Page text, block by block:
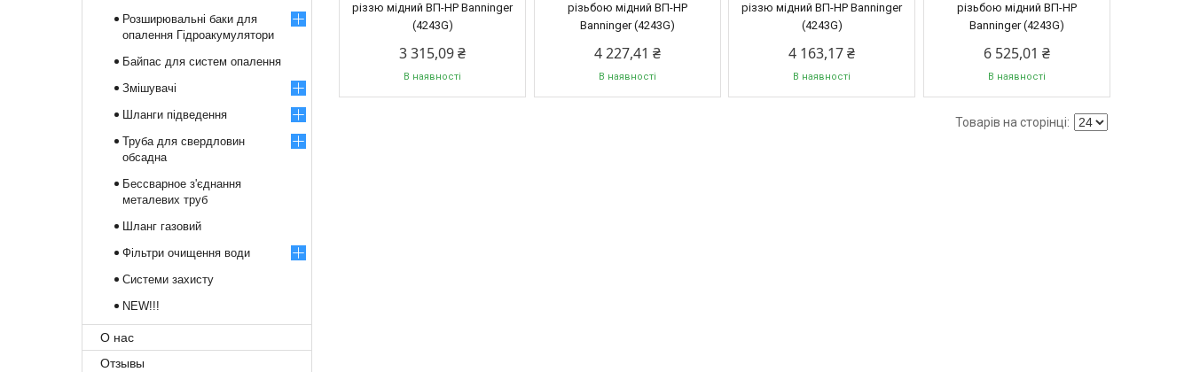
різзю мідний ВП-НР Banninger
(4243G)
3 315,09 ₴
В наявності
різьбою мідний ВП-НР
Banninger (4243G)
4 227,41 ₴
В наявності
різзю мідний ВП-НР Banninger
(4243G)
4 163,17 ₴
В наявності
різьбою мідний ВП-НР
Banninger (4243G)
6 525,01 ₴
В наявності
Розширювальні баки для
опалення Гідроакумулятори
Байпас для систем опалення
Змішувачі
Шланги підведення
Труба для свердловин
обсадна
Бессварное з'єднання
металевих труб
Шланг газовий
Фільтри очищення води
Системи захисту
NEW!!!
О нас
Отзывы